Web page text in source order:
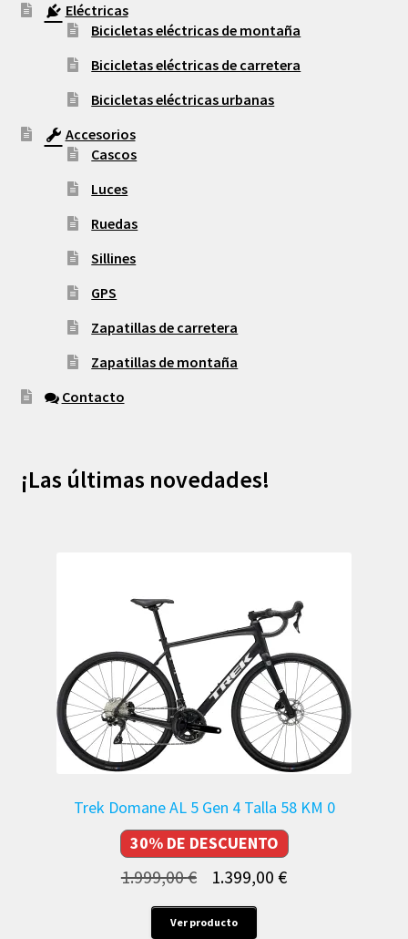
Eléctricas
Bicicletas eléctricas de montaña
Bicicletas eléctricas de carretera
Bicicletas eléctricas urbanas
Accesorios
Cascos
Luces
Ruedas
Sillines
GPS
Zapatillas de carretera
Zapatillas de montaña
Contacto
¡Las últimas novedades!
Trek Domane AL 5 Gen 4 Talla 58 KM 0
30% DE DESCUENTO
1.999,00€
El
precio
original
1.399,00€El
Ver producto